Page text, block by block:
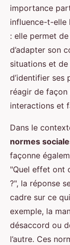
importance
influence-t-elle
: elle permet
d’adapter son
situations et
d’identifier ses
réagir de façon
interactions et
Dans le
normes
façonne
"Quel effet ont
?", la réponse
cadre sur ce
exemple, la
désaccord ou
l’autre. Ces